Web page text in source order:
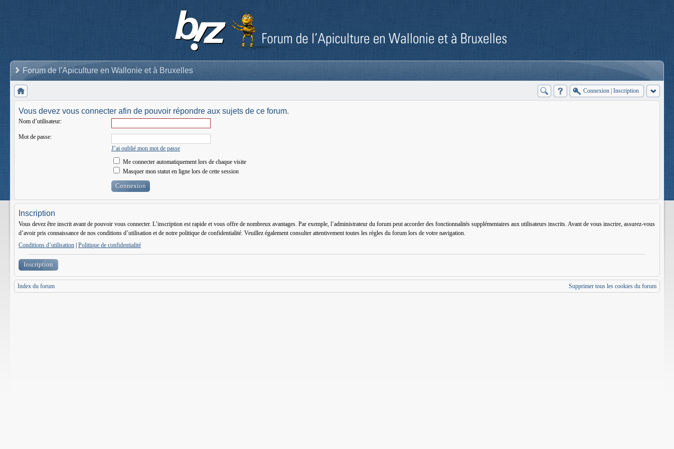
Forum de l'Apiculture en Wallonie et à Bruxelles
Connexion Inscription
Vous devez vous connecter afin de pouvoir répondre aux sujets de ce forum.
Nom d’utilisateur:
Mot de passe:
J’ai oublié mon mot de passe
Me connecter automatiquement lors de chaque visite
Masquer mon statut en ligne lors de cette session
Inscription
Vous devez être inscrit avant de pouvoir vous connecter. L’inscription est rapide et vous offre de nombreux avantages. Par exemple, l’administrateur du forum peut accorder des fonctionnalités supplémentaires aux utilisateurs inscrits. Avant de vous inscrire, assurez-vous
d’avoir pris connaissance de nos conditions d’utilisation et de notre politique de confidentialité. Veuillez également consulter attentivement toutes les règles du forum lors de votre navigation.
Conditions d’utilisation Politique de confidentialité
Inscription
Index du forum Supprimer tous les cookies du forum